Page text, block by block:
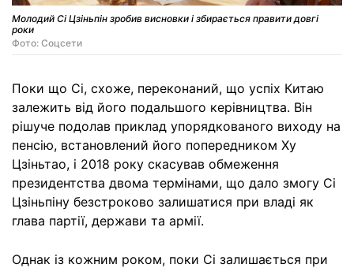
Молодий Сі Цзіньпін зробив висновки і збирається правити довгі
роки
Фото: Соцсети
Поки що Сі, схоже, переконаний, що успіх Китаю
залежить від його подальшого керівництва. Він
рішуче подолав приклад упорядкованого виходу на
пенсію, встановлений його попередником Ху
Цзіньтао, і 2018 року скасував обмеження
президентства двома термінами, що дало змогу Сі
Цзіньпіну безстроково залишатися при владі як
глава партії, держави та армії.
Однак із кожним роком, поки Сі залишається при